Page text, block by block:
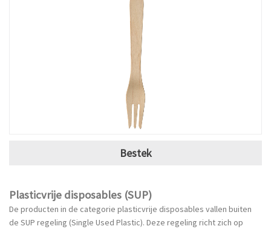
Bestek
Plasticvrije disposables (SUP)
De producten in de categorie plasticvrije disposables vallen buiten
de SUP regeling (Single Used Plastic). Deze regeling richt zich op